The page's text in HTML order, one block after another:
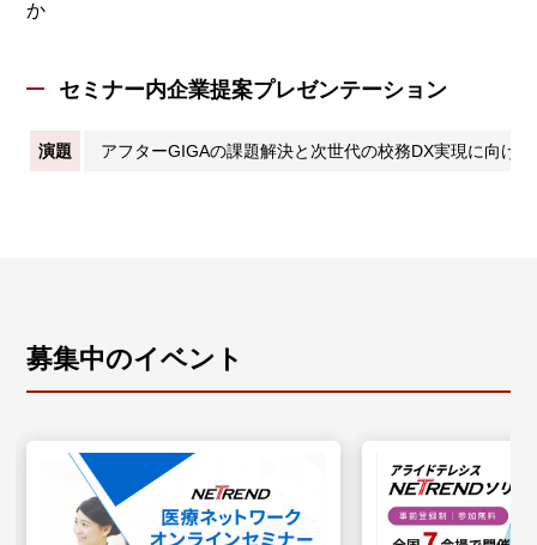
か
セミナー内企業提案プレゼンテーション
演題 アフターGIGAの課題解決と次世代の校務DX実現に向けて
募集中のイベント